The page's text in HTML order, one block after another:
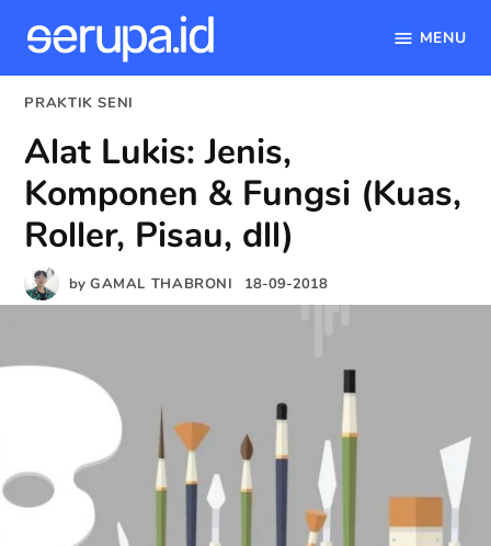
content
MENU
POSTED
PRAKTIK SENI
Alat Lukis: Jenis,
Komponen & Fungsi (Kuas,
Roller, Pisau, dll)
by GAMAL THABRONI 18-09-2018